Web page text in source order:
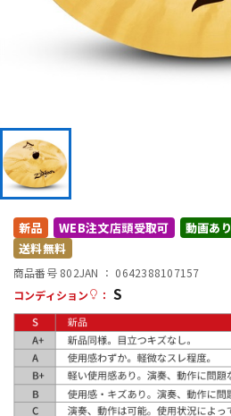
アンプ
中古
新品 WEB注文店頭受取可 動画あり
送料無料
商品番号 802JAN ： 0642388107157
コンディション
： S